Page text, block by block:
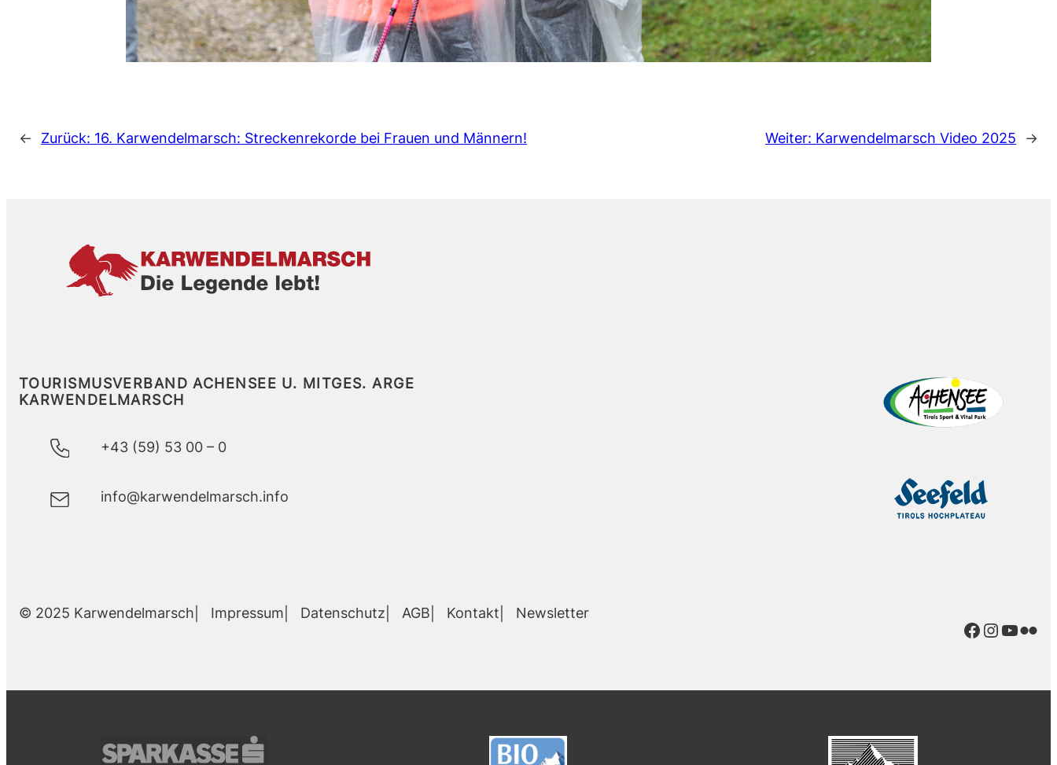
← Zurück: 16. Karwendelmarsch: Streckenrekorde bei Frauen und Männern! Weiter: Karwendelmarsch Video 2025 →
TOURISMUSVERBAND ACHENSEE U. MITGES.ARGE
KARWENDELMARSCH
+43 (59) 53 00 – 0
info@karwendelmarsch.info
© 2025 Karwendelmarsch Impressum Datenschutz AGB Kontakt Newsletter
Facebook